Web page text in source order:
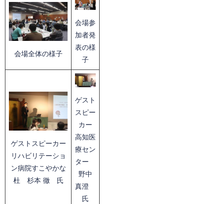
会場全体の様子
会場参
加者発
表の様
子
ゲストスピーカー
リハビリテーショ
ン病院すこやかな
杜 杉本 徹 氏
ゲスト
スピー
カー
高知医
療セン
ター
野中
真澄
氏